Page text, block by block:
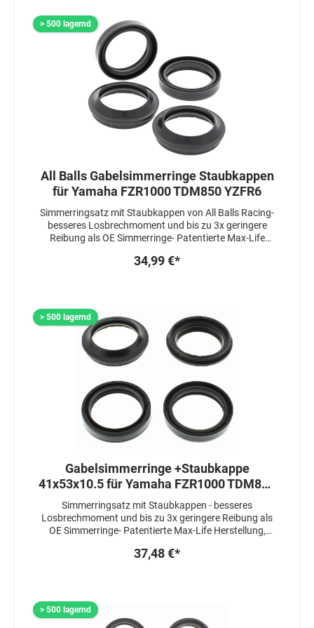
> 500 lagernd
All Balls Gabelsimmerringe Staubkappen
für Yamaha FZR1000 TDM850 YZFR6
Simmerringsatz mit Staubkappen von All Balls Racing-
besseres Losbrechmoment und bis zu 3x geringere
Reibung als OE Simmerringe- Patentierte Max-Life
erhöht- Simmerringe sind 3 fach gedichtet-
34,99 €*
> 500 lagernd
Gabelsimmerringe +Staubkappe
41x53x10.5 für Yamaha FZR1000 TDM850
YZFR6
Simmerringsatz mit Staubkappen - besseres
Losbrechmoment und bis zu 3x geringere Reibung als
OE Simmerringe- Patentierte Max-Life Herstellung,
Simmerringe sind 3 fach gedichtet- Staubkappen sind
37,48 €*
> 500 lagernd